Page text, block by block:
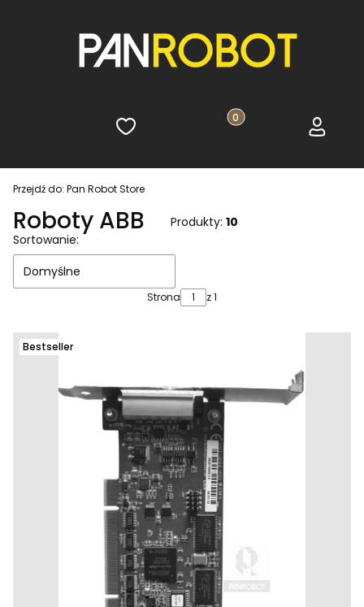
Ulubione Produkty w koszyku: 0.
Koszyk Zaloguj
Przejdź do: Pan Robot Store
Roboty ABB Produkty: 10
Lista produktów
Sortowanie:
Domyślne
Strona z 1
Bestseller